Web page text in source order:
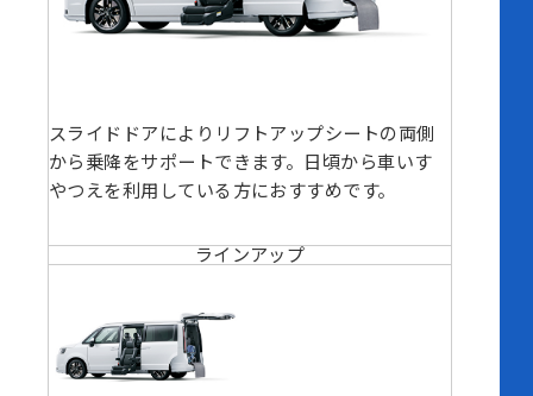
スライドドアによりリフトアップシートの両側
から乗降をサポートできます。日頃から車いす
やつえを利用している方におすすめです。
ラインアップ